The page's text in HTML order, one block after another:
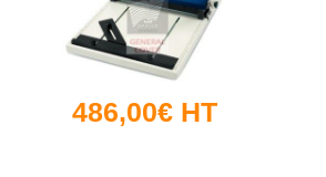
486,00€ HT